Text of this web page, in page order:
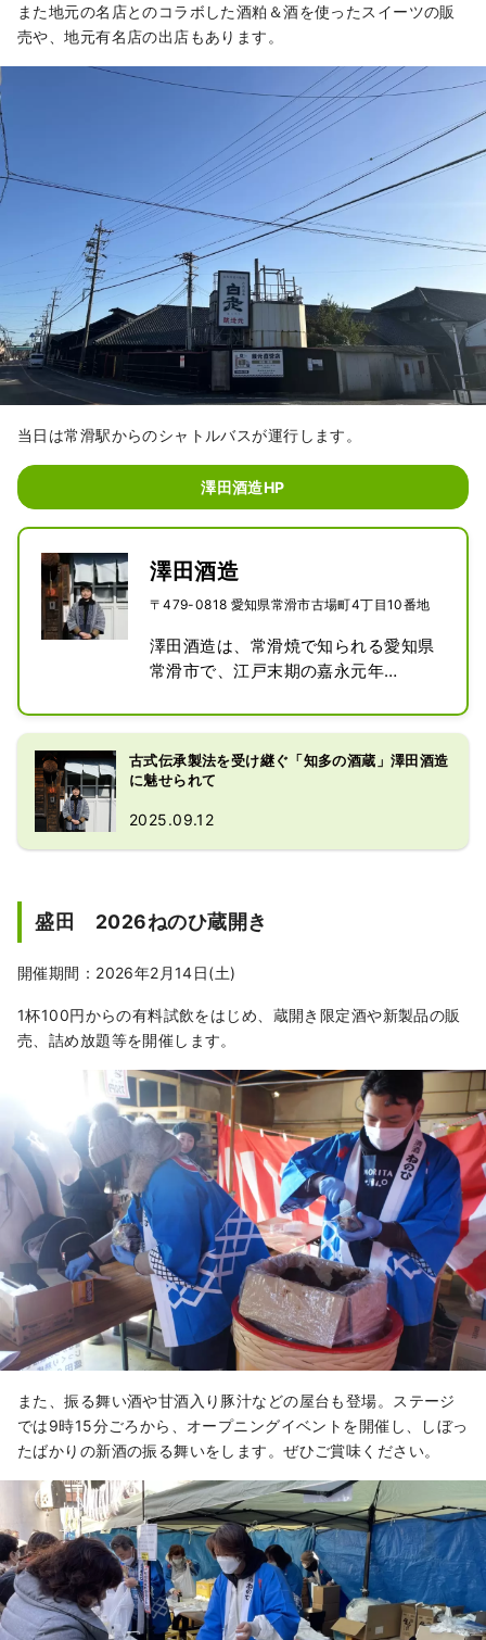
また地元の名店とのコラボした酒粕＆酒を使ったスイーツの販
売や、地元有名店の出店もあります。
当日は常滑駅からのシャトルバスが運行します。
澤田酒造HP
澤田酒造
〒479-0818 愛知県常滑市古場町4丁目10番地
澤田酒造は、常滑焼で知られる愛知県
常滑市で、江戸末期の嘉永元年
です。代表銘柄は「白老（はくろ
く磨く」「お客様の健康長寿を願う」
いが込められています。常滑のある知
の豊かな食文化を支えるため、地元の
醸まで伝統的な木の道具を用いて、濃
す。米の旨さを引き出し、雑味を出さ
ないようにするには、古いけれど伝統
の方法が一番と考えているからです。
酒づくりに欠かせない仕込み水は、創
業時より、蔵から2キロメートルも離
れた丘に湧き出る清水を自家水道を作
り酒蔵にある井戸まで引いてきていま
す。
知多半島という発酵食文化圏の地酒と
して、自然と調和しながら、料理を引
き立て食に寄り添うお酒造りに信念を
もって取り組んでいます。
原料・製法・道具にもこだわり、丁寧
に丹精込めてつくるお酒づくりについ
ては、ぜひ、試飲も楽しめる酒蔵見学
ツアーで体験してください。常滑の地
しく味わっていただくため、作陶家と
のコラボレーションによる４種類の酒
器をつくりました。ツアーでは、味わ
いの異なるお酒と、それぞれの個性を
引き出す酒器のペアリングをお楽しみ
いただけます。
古式伝承製法を受け継ぐ「知多の酒蔵」澤田酒造
に魅せられて
2025.09.12
盛田 2026ねのひ蔵開き
開催期間：2026年2月14日(土)
1杯100円からの有料試飲をはじめ、蔵開き限定酒や新製品の販
売、詰め放題等を開催します。
また、振る舞い酒や甘酒入り豚汁などの屋台も登場。ステージ
では9時15分ごろから、オープニングイベントを開催し、しぼっ
たばかりの新酒の振る舞いをします。ぜひご賞味ください。